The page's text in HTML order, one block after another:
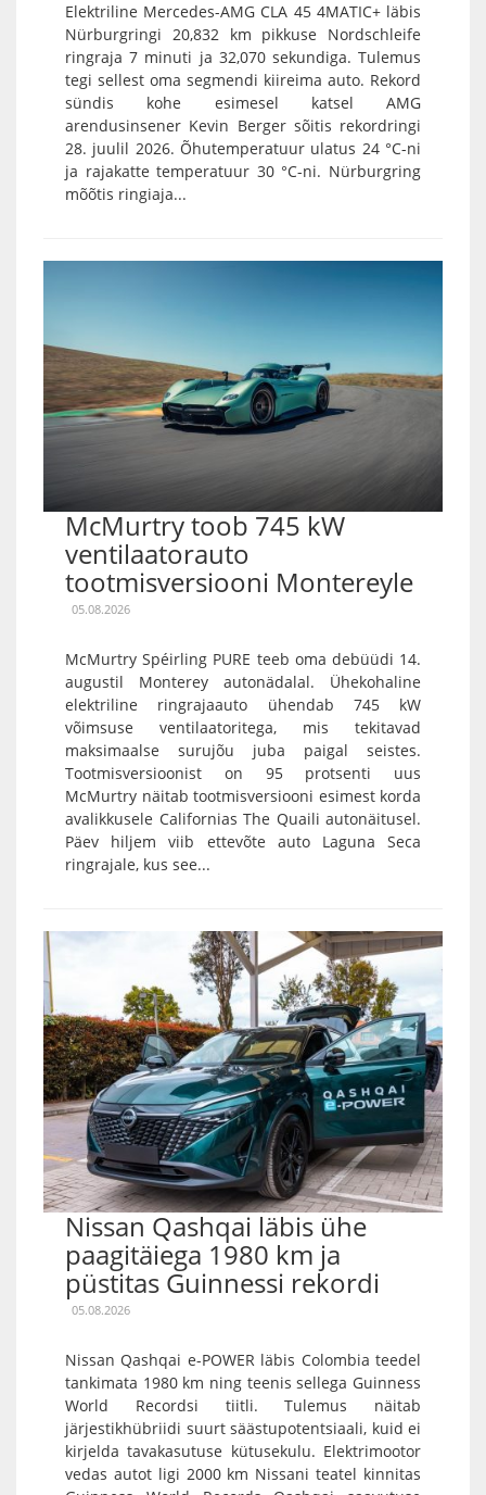
Elektriline Mercedes-AMG CLA 45 4MATIC+ läbis
Nürburgringi 20,832 km pikkuse Nordschleife
ringraja 7 minuti ja 32,070 sekundiga. Tulemus
tegi sellest oma segmendi kiireima auto. Rekord
sündis kohe esimesel katsel AMG
arendusinsener Kevin Berger sõitis rekordringi
28. juulil 2026. Õhutemperatuur ulatus 24 °C-ni
ja rajakatte temperatuur 30 °C-ni. Nürburgring
mõõtis ringiaja...
McMurtry toob 745 kW
ventilaatorauto
tootmisversiooni Montereyle
05.08.2026
McMurtry Spéirling PURE teeb oma debüüdi 14.
augustil Monterey autonädalal. Ühekohaline
elektriline ringrajaauto ühendab 745 kW
võimsuse ventilaatoritega, mis tekitavad
maksimaalse surujõu juba paigal seistes.
Tootmisversioonist on 95 protsenti uus
McMurtry näitab tootmisversiooni esimest korda
avalikkusele Californias The Quaili autonäitusel.
Päev hiljem viib ettevõte auto Laguna Seca
ringrajale, kus see...
Nissan Qashqai läbis ühe
paagitäiega 1980 km ja
püstitas Guinnessi rekordi
05.08.2026
Nissan Qashqai e-POWER läbis Colombia teedel
tankimata 1980 km ning teenis sellega Guinness
World Recordsi tiitli. Tulemus näitab
järjestikhübriidi suurt säästupotentsiaali, kuid ei
kirjelda tavakasutuse kütusekulu. Elektrimootor
vedas autot ligi 2000 km Nissani teatel kinnitas